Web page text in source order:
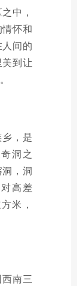
中，
怀和
间的
到让
，是
洞之
，洞
高差
米，
南三